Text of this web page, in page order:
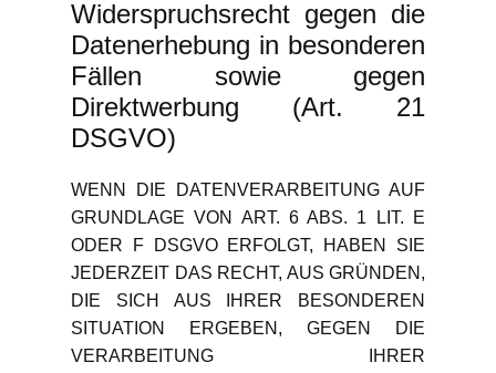
Widerspruchsrecht gegen die
Datenerhebung in besonderen
Fällen sowie gegen
Direktwerbung (Art. 21
DSGVO)
WENN DIE DATENVERARBEITUNG AUF
GRUNDLAGE VON ART. 6 ABS. 1 LIT. E
ODER F DSGVO ERFOLGT, HABEN SIE
JEDERZEIT DAS RECHT, AUS GRÜNDEN,
DIE SICH AUS IHRER BESONDEREN
SITUATION ERGEBEN, GEGEN DIE
VERARBEITUNG IHRER